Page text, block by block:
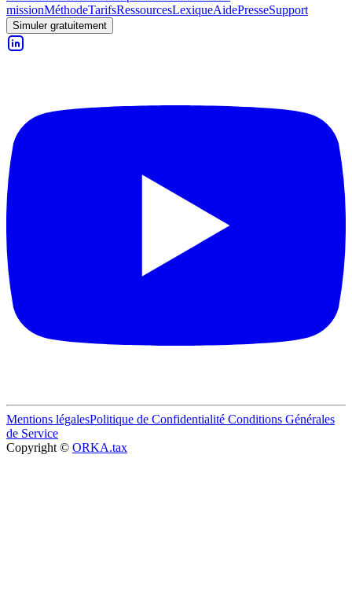
missionMéthodeTarifsRessourcesLexiqueAidePresseSupport
Simuler gratuitement
Mentions légalesPolitique de Confidentialité Conditions Générales
de Service
Copyright © ORKA.tax